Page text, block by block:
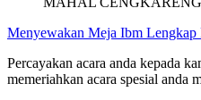
Menyewakan Meja Ibm Lengkap
Percayakan acara anda kepada
memeriahkan acara spesial anda